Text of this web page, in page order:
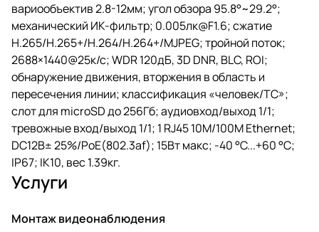
вариообъектив 2.8-12мм; угол обзора 95.8°~29.2°;
механический ИК-фильтр; 0.005лк@F1.6; сжатие
H.265/H.265+/H.264/H.264+/MJPEG; тройной поток;
2688×1440@25к/с; WDR 120дБ, 3D DNR, BLC, ROI;
обнаружение движения, вторжения в область и
пересечения линии; классификация «человек/ТС»;
слот для microSD до 256Гб; аудиовход/выход 1/1;
тревожные вход/выход 1/1; 1 RJ45 10M/100M Ethernet;
DC12В± 25%/PoE(802.3af); 15Вт макс; -40 °C...+60 °C;
IP67; IK10, вес 1.39кг.
Услуги
Монтаж видеонаблюдения